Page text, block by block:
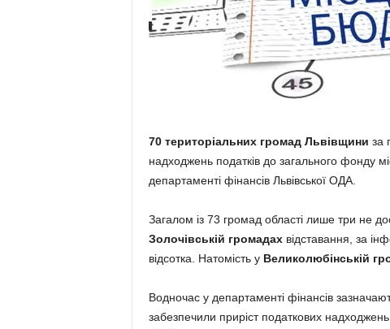
70 територіальних громад Львівщини за
надходжень податків до загального фонду
департаменті фінансів Львівської ОДА.
Загалом із 73 громад області лише три не
Золочівській громадахвідставання, за
відсотка. Натомість у Великолюбінській
Водночас у департаменті фінансів
забезпечили приріст податкових